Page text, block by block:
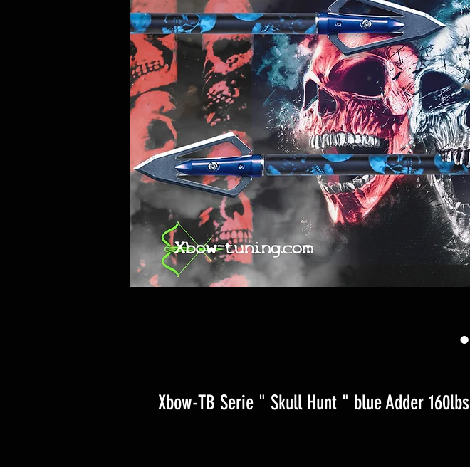
Xbow-TB Serie " Skull Hunt " blue Adder 160lbs